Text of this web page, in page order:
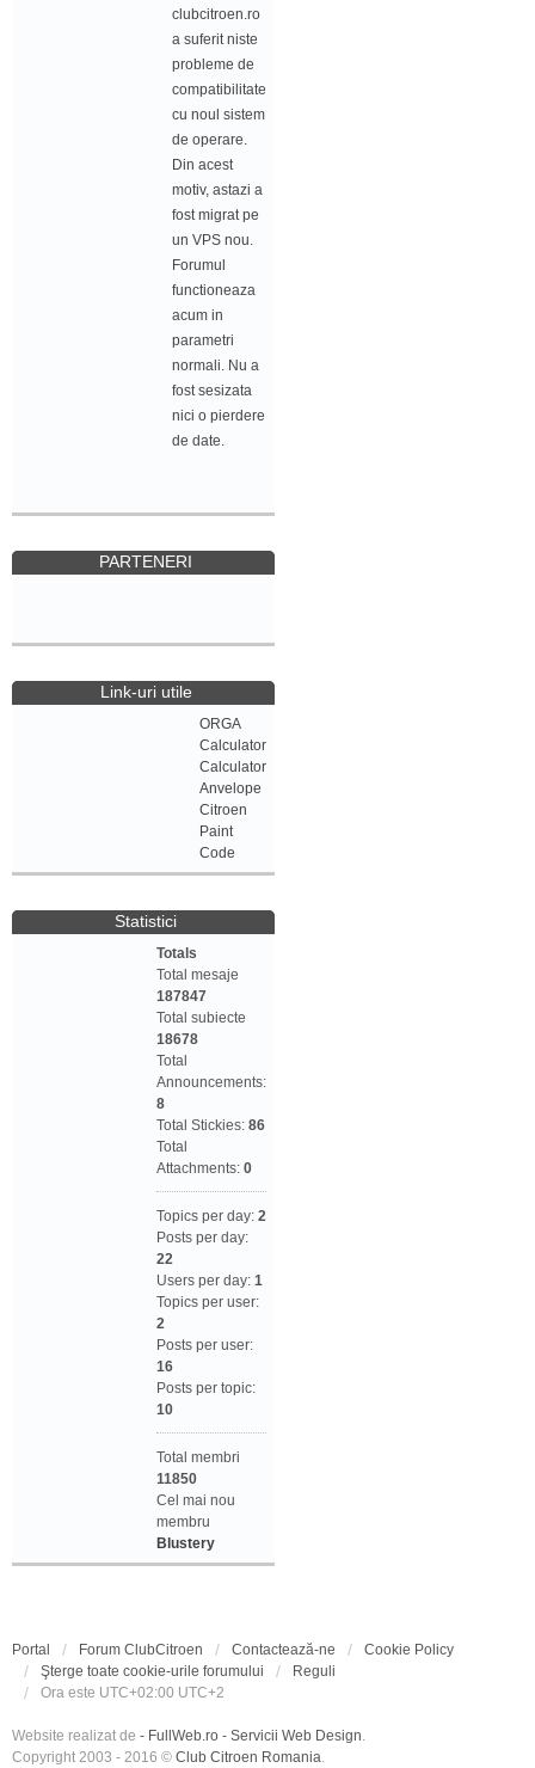
clubcitroen.ro
a suferit niste
probleme de
compatibilitate
cu noul sistem
de operare.
Din acest
motiv, astazi a
fost migrat pe
un VPS nou.
Forumul
functioneaza
acum in
parametri
normali. Nu a
fost sesizata
nici o pierdere
de date.
PARTENERI
Link-uri utile
ORGA
Calculator
Calculator
Anvelope
Citroen
Paint
Code
Statistici
Totals
Total mesaje
187847
Total subiecte
18678
Total
Announcements:
8
Total Stickies: 86
Total
Attachments: 0
Topics per day: 2
Posts per day:
22
Users per day: 1
Topics per user:
2
Posts per user:
16
Posts per topic:
10
Total membri
11850
Cel mai nou
membru
Blustery
Portal Forum ClubCitroen Contactează-ne
Cookie Policy
Şterge toate cookie-urile forumului
Reguli
Ora este UTC+02:00 UTC+2
Website realizat de - FullWeb.ro - Servicii Web Design.
Copyright 2003 - 2016 © Club Citroen Romania.